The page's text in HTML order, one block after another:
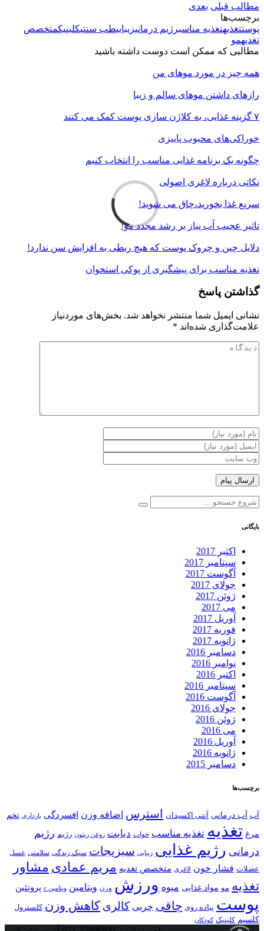
مطالب قبلی بعدی
برچسب‌ها
پوستتغذیهتغذیه مناسبرژیم درمانیزیباییطب سنتیکلینیکمتخصص
تغدیهمو
مطالبی که ممکن است دوست داشته باشید
همه چیز در مورد موهای من
رازهای داشتن موهای سالم و زیبا
۷ گزینه غذایی، به کلاژن سازی پوست کمک می کنند
خوراکی‌های محبوب پاییزی
چگونه یک برنامه غذایی مناسب را انتخاب کنیم
نکاتی درباره لاغری اصولی
سریع غذا بخورید،چاق می شوید!
تاثیر عجیب آب پیاز بر رشد مجدد مو!
دلایل چین و چروک پوست که هیچ ربطی به افزایش سن ندارد!
تغذیه مناسب برای پیشگیری از پوکی استخوان
گذاشتن پاسخ
نشانی ایمیل شما منتشر نخواهد شد. بخش‌های موردنیاز
علامت‌گذاری شده‌اند *
بایگانی
اکتبر 2017
سپتامبر 2017
آگوست 2017
جولای 2017
ژوئن 2017
می 2017
آوریل 2017
فوریه 2017
ژانویه 2017
دسامبر 2016
نوامبر 2016
اکتبر 2016
سپتامبر 2016
آگوست 2016
جولای 2016
ژوئن 2016
می 2016
آوریل 2016
ژانویه 2016
دسامبر 2015
برچسب‌ها
آب آب درمانی آنتی اکسیدان استرس اضافه وزن افسردگی بارداری تخم
مرغ تغذیه تغذیه مناسب خواب دیابت روغن زیتون رژیم رژیم
درمانی رژیم غذایی زیبایی سبزیجات سبک زندگی سلامتی عسل
عضلات فشار خون لاغری متخصص تغدیه مریم عمادی مشاور
تغذیه مو مواد غذایی میوه ورزش وزن ویتامین ویتامین c پروتئین
پوست پیاده روی چاقی چربی کالری کاهش وزن کلسترول
کلسیم کلینیک کودکان